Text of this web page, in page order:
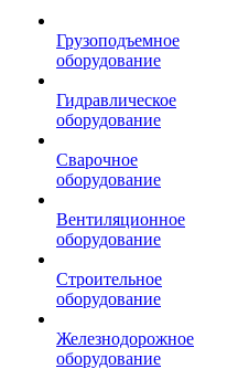
Грузоподъемное
оборудование
Гидравлическое
оборудование
Сварочное
оборудование
Вентиляционное
оборудование
Строительное
оборудование
Железнодорожное
оборудование